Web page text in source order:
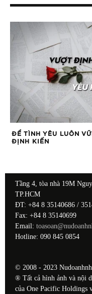
ĐỂ TÌNH YÊU LUÔN
ĐỊNH KIẾN
Tầng 4, tòa nhà 19M
TP.HCM
ĐT: +84 8 35140686 /
Fax: +84 8 35140699
Email:
Hotline: 090 845 0854
© 2008 - 2023
® Tất cả hình ảnh và nội
của One Pacific Holdings